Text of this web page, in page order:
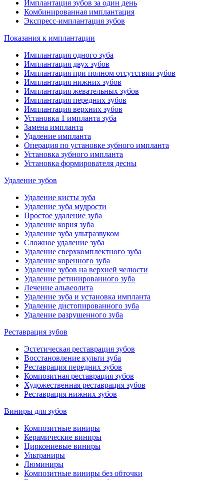
Имплантация зубов за один день
Комбинированная имплантация
Экспресс-имплантация зубов
Показания к имплантации
Имплантация одного зуба
Имплантация двух зубов
Имплантация при полном отсутствии зубов
Имплантация нижних зубов
Имплантация жевательных зубов
Имплантация передних зубов
Имплантация верхних зубов
Установка 1 импланта зуба
Замена импланта
Удаление импланта
Операция по установке зубного импланта
Установка зубного импланта
Установка формирователя десны
Удаление зубов
Удаление кисты зуба
Удаление зуба мудрости
Простое удаление зуба
Удаление корня зуба
Удаление зуба ультразвуком
Сложное удаление зуба
Удаление сверхкомплектного зуба
Удаление коренного зуба
Удаление зубов на верхней челюсти
Удаление ретинированного зуба
Лечение альвеолита
Удаление зуба и установка импланта
Удаление дистопированного зуба
Удаление разрушенного зуба
Реставрация зубов
Эстетическая реставрация зубов
Восстановление культи зуба
Реставрация передних зубов
Композитная реставрация зубов
Художественная реставрация зубов
Реставрация нижних зубов
Виниры для зубов
Композитные виниры
Керамические виниры
Циркониевые виниры
Ультраниры
Люминиры
Композитные виниры без обточки